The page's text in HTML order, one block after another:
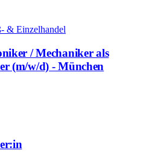
& Einzelhandel
/ Mechaniker als
(m/w/d) - München